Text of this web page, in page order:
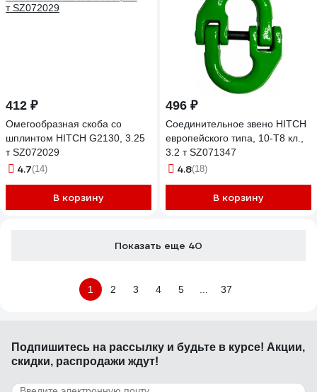
412 ₽
Омегообразная скоба со
шплинтом HITCH G2130, 3.25
т SZ072029
4.7(14)
В корзину
496 ₽
Соединительное звено HITCH
европейского типа, 10-Т8 кл.,
3.2 т SZ071347
4.8(18)
В корзину
Показать еще 40
1 2 3 4 5 37
Подпишитесь на рассылку и будьте в курсе! Акции,
скидки, распродажи ждут!